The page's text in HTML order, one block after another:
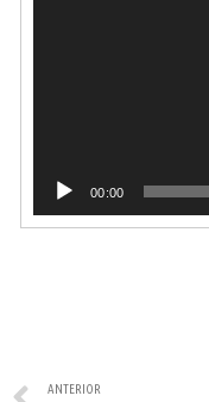
00:00
ANTERIOR